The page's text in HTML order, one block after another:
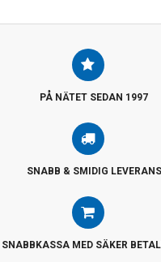
PÅ NÄTET SEDAN 1997
SNABB & SMIDIG LEVERANS
SNABBKASSA MED SÄKER